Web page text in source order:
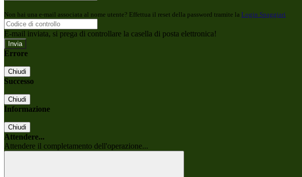
Non hai una e-mail associata al nome utente? Effettua il reset della password tramite la Login Spaggiari
E-mail inviata, si prega di controllare la casella di posta elettronica!
Errore
Chiudi
Successo
Chiudi
Informazione
Chiudi
Attendere...
Attendere il completamento dell'operazione...